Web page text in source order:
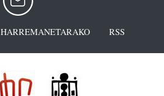
HARREMANETARAKO RSS